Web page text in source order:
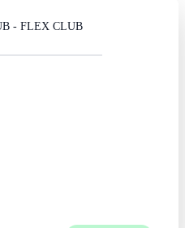
- FLEX CLUB